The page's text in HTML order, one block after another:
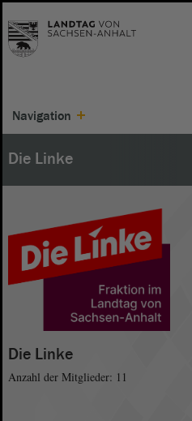
Navigation
Die Linke
Die Linke
Anzahl der Mitglieder: 11